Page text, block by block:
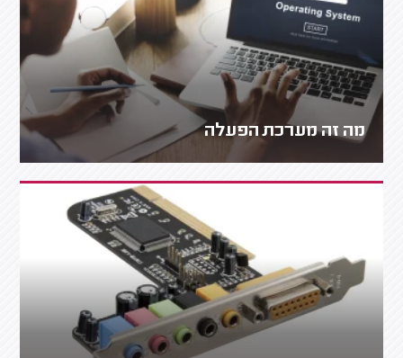
מה זה מערכת הפעלה